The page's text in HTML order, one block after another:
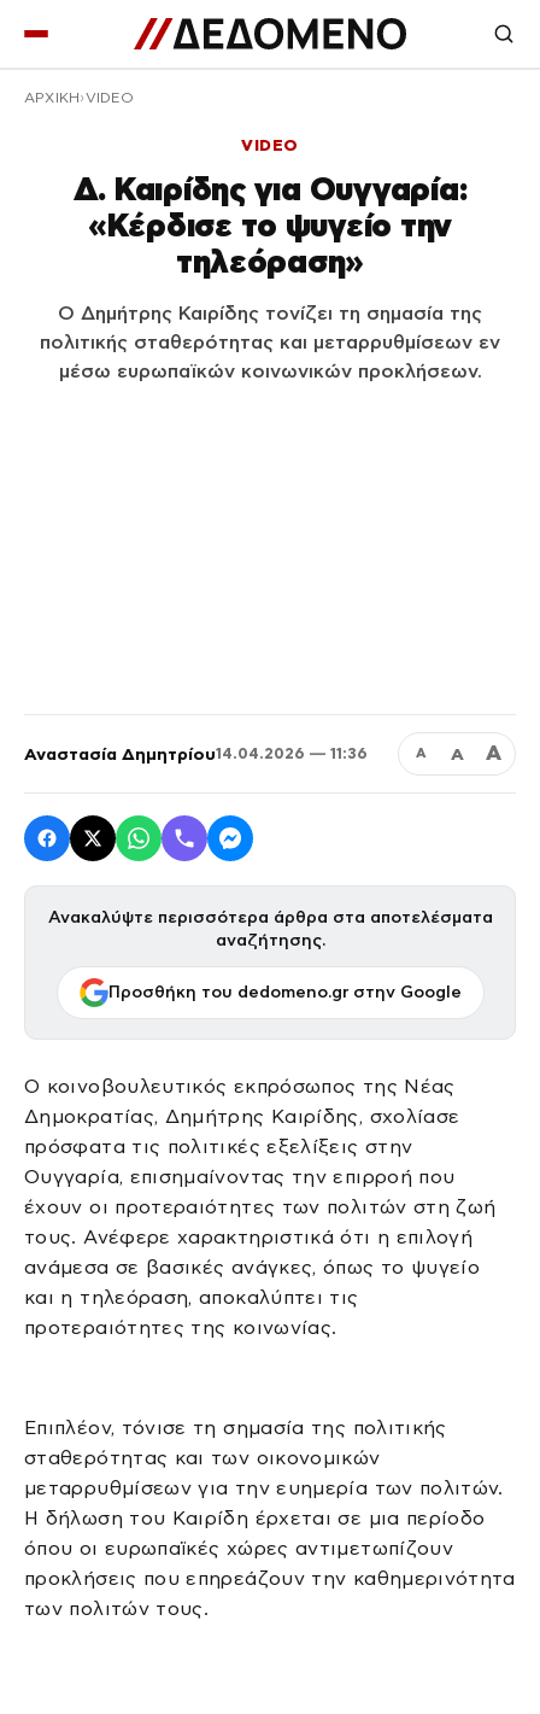
ΑΡΧΙΚΉ VIDEO
VIDEO
Δ. Καιρίδης για Ουγγαρία:
«Κέρδισε το ψυγείο την
τηλεόραση»
Ο Δημήτρης Καιρίδης τονίζει τη σημασία της
πολιτικής σταθερότητας και μεταρρυθμίσεων εν
μέσω ευρωπαϊκών κοινωνικών προκλήσεων.
Αναστασία Δημητρίου14.04.2026 — 11:36 Α Α Α
Ανακαλύψτε περισσότερα άρθρα στα αποτελέσματα
αναζήτησης.
Προσθήκη του dedomeno.gr στην Google
Ο κοινοβουλευτικός εκπρόσωπος της Νέας
Δημοκρατίας, Δημήτρης Καιρίδης, σχολίασε
πρόσφατα τις πολιτικές εξελίξεις στην
Ουγγαρία, επισημαίνοντας την επιρροή που
έχουν οι προτεραιότητες των πολιτών στη ζωή
τους. Ανέφερε χαρακτηριστικά ότι η επιλογή
ανάμεσα σε βασικές ανάγκες, όπως το ψυγείο
και η τηλεόραση, αποκαλύπτει τις
προτεραιότητες της κοινωνίας.
Επιπλέον, τόνισε τη σημασία της πολιτικής
σταθερότητας και των οικονομικών
μεταρρυθμίσεων για την ευημερία των πολιτών.
Η δήλωση του Καιρίδη έρχεται σε μια περίοδο
όπου οι ευρωπαϊκές χώρες αντιμετωπίζουν
προκλήσεις που επηρεάζουν την καθημερινότητα
των πολιτών τους.